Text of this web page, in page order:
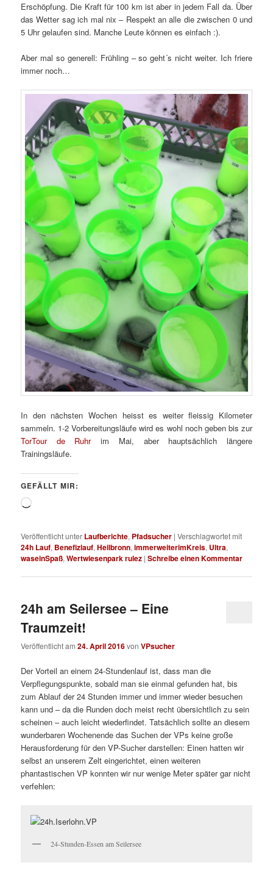
Erschöpfung. Die Kraft für 100 km ist aber in jedem Fall da. Über
das Wetter sag ich mal nix – Respekt an alle die zwischen 0 und
5 Uhr gelaufen sind. Manche Leute können es einfach :).
Aber mal so generell: Frühling – so geht´s nicht weiter. Ich friere
immer noch…
In den nächsten Wochen heisst es weiter fleissig Kilometer
sammeln. 1-2 Vorbereitungsläufe wird es wohl noch geben bis zur
TorTour de Ruhrim Mai, aber hauptsächlich längere
Trainingsläufe.
GEFÄLLT MIR:
Wird
Veröffentlicht unter Laufberichte, Pfadsucher |Verschlagwortet mit
24h Lauf, Benefizlauf,Heilbronn,immerweiterimKreis, Ultra,
waseinSpaß,Wertwiesenpark rulez |Schreibe einen Kommentar
24h am Seilersee – Eine
Traumzeit!
Veröffentlicht am24. April 2016vonVPsucher
Der Vorteil an einem 24-Stundenlauf ist, dass man die
Verpflegungspunkte, sobald man sie einmal gefunden hat, bis
zum Ablauf der 24 Stunden immer und immer wieder besuchen
kann und – da die Runden doch meist recht übersichtlich zu sein
scheinen – auch leicht wiederfindet. Tatsächlich sollte an diesem
wunderbaren Wochenende das Suchen der VPs keine große
Herausforderung für den VP-Sucher darstellen: Einen hatten wir
selbst an unserem Zelt eingerichtet, einen weiteren
phantastischen VP konnten wir nur wenige Meter später gar nicht
verfehlen:
24-Stunden-Essen am Seilersee